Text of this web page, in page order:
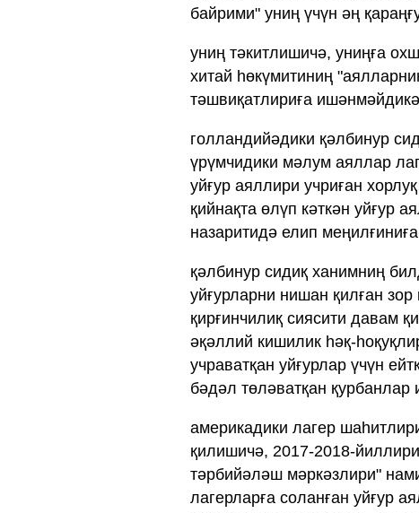
байрими" униң үчүн әң
униң тәкитлишичә, униңға
хитай һөкүмитиниң
тәшвиқатлириға
голландийәдики қәлбинур
үрүмчидики мәлум аяллар
уйғур аяллири учриған
қийнақта өлүп кәткән уйғур
назаритидә елип
қәлбинур сидиқ ханимниң
уйғурларни нишан қилған
қирғинчилиқ сиясити давам
әқәллий кишилик һәқ-
учраватқан уйғурлар үчүн
бәдәл төләватқан қурбанлар
америкадики лагер
қилишичә, 2017-2018-
тәрбийәләш мәркәзлири"
лагерларға соланған уйғур